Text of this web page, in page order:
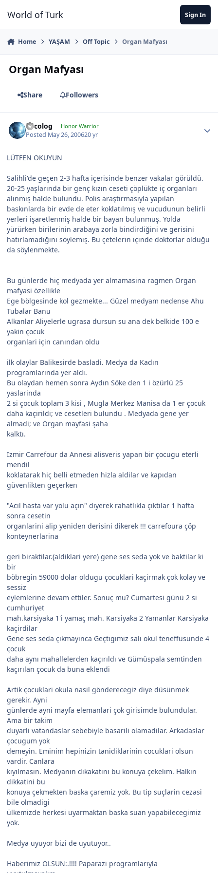
World of Turk Sign In
Home YAŞAM Off Topic Organ Mafyası
Organ Mafyası
Share Followers
Orcolog Honor Warrior
Posted May 26, 200620 yr
LÜTFEN OKUYUN
Salihli'de geçen 2-3 hafta içerisinde benzer vakalar görüldü.
20-25 yaşlarında bir genç kızın ceseti çöplükte iç organları
alınmış halde bulundu. Polis araştırmasıyla yapılan
baskınlarda bir evde de eter koklatılmış ve vucudunun belirli
yerleri işaretlenmiş halde bir bayan bulunmuş. Yolda
yürürken birilerinin arabaya zorla bindirdiğini ve gerisini
hatırlamadığını söylemiş. Bu çetelerin içinde doktorlar olduğu
da söylenmekte.
Bu günlerde hiç medyada yer almamasina ragmen Organ
mafyasi özellikle
Ege bölgesinde kol gezmekte... Güzel medyam nedense Ahu
Tubalar Banu
Alkanlar Aliyelerle ugrasa dursun su ana dek belkide 100 e
yakin çocuk
organlari için canından oldu
ilk olaylar Balikesirde basladi. Medya da Kadın
programlarinda yer aldı.
Bu olaydan hemen sonra Aydın Söke den 1 i özürlü 25
yaslarinda
2 si çocuk toplam 3 kisi , Mugla Merkez Manisa da 1 er çocuk
daha kaçirildi; ve cesetleri bulundu . Medyada gene yer
almadi; ve Organ mayfasi şaha
kalktı.
Izmir Carrefour da Annesi alisveris yapan bir çocugu eterli
mendil
koklatarak hiç belli etmeden hizla aldilar ve kapıdan
güvenlikten geçerken
"Acil hasta var yolu açin" diyerek rahatlikla çiktilar 1 hafta
sonra cesetin
organlarini alip yeniden derisini dikerek !!! carrefoura çöp
konteynerlarina
geri biraktilar.(aldiklari yere) gene ses seda yok ve baktilar ki
bir
böbregin 59000 dolar oldugu çocuklari kaçirmak çok kolay ve
sessiz
eylemlerine devam ettiler. Sonuç mu? Cumartesi günü 2 si
cumhuriyet
mah.karsiyaka 1'i yamaç mah. Karsiyaka 2 Yamanlar Karsiyaka
kaçirdilar
Gene ses seda çikmayinca Geçtigimiz salı okul teneffüsünde 4
çocuk
daha aynı mahallelerden kaçırıldı ve Gümüspala semtinden
kaçırılan çocuk da buna eklendi
Artik çocuklari okula nasil gönderecegiz diye düsünmek
gerekir. Ayni
günlerde ayni mayfa elemanlari çok girisimde bulundular.
Ama bir takim
duyarli vatandaslar sebebiyle basarili olamadilar. Arkadaslar
çocugum yok
demeyin. Eminim hepinizin tanidiklarinin cocuklari olsun
vardir. Canlara
kıyılmasın. Medyanin dikakatini bu konuya çekelim. Halkın
dikkatini bu
konuya çekmekten baska çaremiz yok. Bu tip suçlarin cezasi
bile olmadigi
ülkemizde herkesi uyarmaktan baska suan yapabilecegimiz
yok.
Medya uyuyor bizi de uyutuyor..
Haberimiz OLSUN:.!!!! Paparazi programlarıyla